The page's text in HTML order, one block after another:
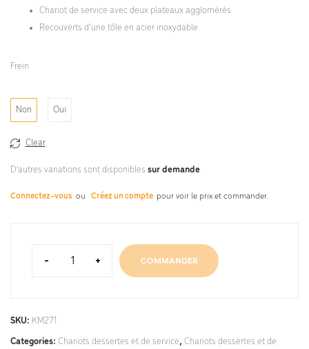
Chariot de service avec deux plateaux agglomérés
Recouverts d’une tôle en acier inoxydable
Frein
Non Oui
Clear
D'autres variations sont disponibles sur demande.
Connectez-vous ou Créez un compte pour voir le prix et commander.
- + COMMANDER
SKU: KM271
Categories: Chariots dessertes et de service, Chariots dessertes et de